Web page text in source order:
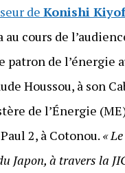
de Konishi
cours de
patron de l’énergie
Houssou, à son
de l’Énergie
2, à Cotonou. « Le
Japon, à travers la